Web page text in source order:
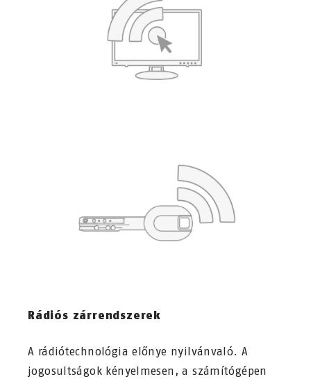
Rádiós zárrendszerek
A rádiótechnológia előnye nyilvánvaló. A
jogosultságok kényelmesen, a számítógépen